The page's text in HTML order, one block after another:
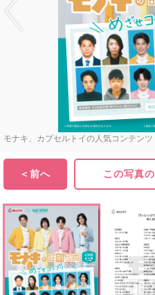
モナキ、カプセルトイの人気コンテン
＜前へ この写真